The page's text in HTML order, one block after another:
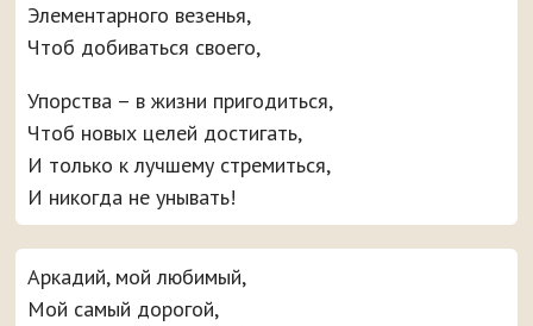
Элементарного везенья,
Чтоб добиваться своего,
Упорства – в жизни пригодиться,
Чтоб новых целей достигать,
И только к лучшему стремиться,
И никогда не унывать!
Аркадий, мой любимый,
Мой самый дорогой,